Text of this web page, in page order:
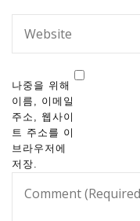
나중을 위해
이름, 이메일
주소, 웹사이
트 주소를 이
브라우저에
저장.